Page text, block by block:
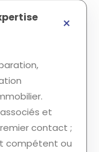
et
contact ;
compétent ou